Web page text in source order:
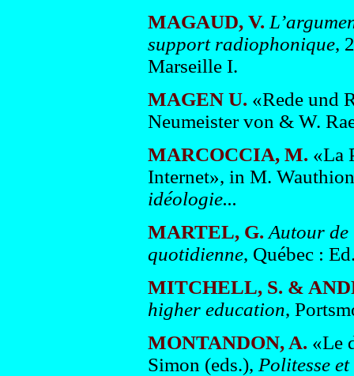
MAGAUD, V.
support radiophonique,
Marseille I.
MAGEN U. «Rede und
Neumeister von & W.
MARCOCCIA, M. «La
Internet», in M.
idéologie...
MARTEL, G. Autour de
quotidienne, Québec :
MITCHELL, S. &
higher education,
MONTANDON, A. «Le
Simon (eds.), Politesse